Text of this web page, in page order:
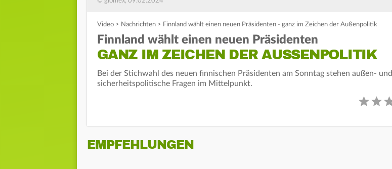
Video > Nachrichten > Finnland wählt einen neuen Präsidenten - ganz im Zeichen der Außenpolitik
Finnland wählt einen neuen Präsidenten
GANZ IM ZEICHEN DER AUSSENPOLITIK
Bei der Stichwahl des neuen finnischen Präsidenten am Sonntag stehen außen- und
sicherheitspolitische Fragen im Mittelpunkt.
EMPFEHLUNGEN